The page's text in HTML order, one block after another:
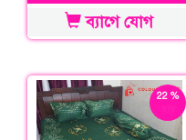
ব্যাগে যোগ
22 %